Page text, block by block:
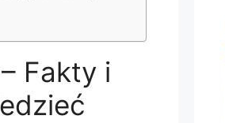
Fakty i